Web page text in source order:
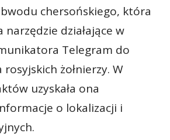
chersońskiego, która
narzędzie działające w
Telegram do
żołnierzy. W
uzyskała ona
o lokalizacji i